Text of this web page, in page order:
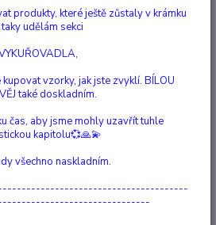
produkty, které ještě zůstaly v krámku
taky udělám sekci
vzorky, jak jste zvyklí. BÍLOU
také doskladním.
čas, aby jsme mohly uzavřít tuhle
kapitolu💞🙏💫
všechno naskladním.